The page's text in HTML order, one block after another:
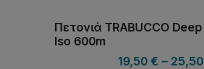
Πετονιά TRABUCCO Deep
Iso 600m
19,50 € – 25,50